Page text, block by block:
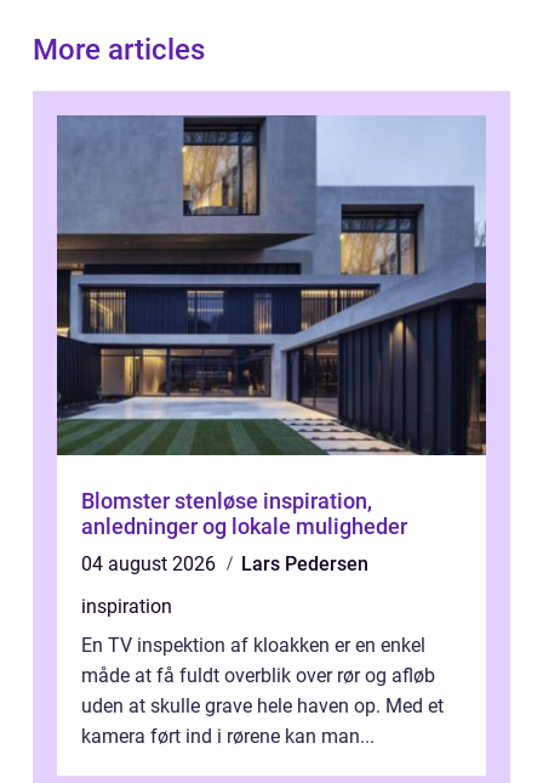
More articles
Blomster stenløse inspiration,
anledninger og lokale muligheder
04 august 2026
Lars Pedersen
inspiration
En TV inspektion af kloakken er en enkel
måde at få fuldt overblik over rør og afløb
uden at skulle grave hele haven op. Med et
kamera ført ind i rørene kan man...